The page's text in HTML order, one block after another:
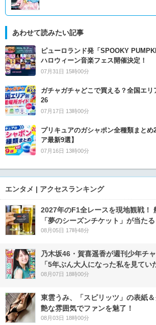
あわせて読みたい記事
ピューロランド発「SPOOKY
ハロウィーン音楽フェス開催決定！
07月31日 15時00分
ガチャガチャどこで買える？全国エ
26
07月17日 13時00分
プリキュアのガシャポン全種類まとめ
ア最新9選】
07月16日 13時00分
エンタメ | アクセスランキング
2027年のF1全レースを現地観戦！
「夢のシーズンチケット」が当たる
08月05日 17時48分
乃木坂46・賀喜遥香が週刊少年チ
「5年ぶん大人になった私を見てい
08月07日 18時00分
東雲うみ、「スピリッツ」の表紙
艶な雰囲気でファンを魅了！
08月03日 18時00分